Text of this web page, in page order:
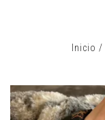
Inicio /